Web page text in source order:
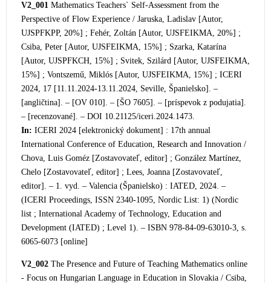
V2_001 Mathematics Teachers` Self-Assessment from the
Perspective of Flow Experience / Jaruska, Ladislav [Autor,
UJSPFKPP, 20%] ; Fehér, Zoltán [Autor, UJSFEIKMA, 20%] ;
Csiba, Peter [Autor, UJSFEIKMA, 15%] ; Szarka, Katarína
[Autor, UJSPFKCH, 15%] ; Svitek, Szilárd [Autor, UJSFEIKMA,
15%] ; Vontszemű, Miklós [Autor, UJSFEIKMA, 15%] ; ICERI
2024, 17 [11.11.2024-13.11.2024, Seville, Španielsko]. –
[angličtina]. – [OV 010]. – [ŠO 7605]. – [príspevok z podujatia].
– [recenzované]. – DOI 10.21125/iceri.2024.1473.
In: ICERI 2024 [elektronický dokument] : 17th annual
International Conference of Education, Research and Innovation /
Chova, Luis Goméz [Zostavovateľ, editor] ; González Martínez,
Chelo [Zostavovateľ, editor] ; Lees, Joanna [Zostavovateľ,
editor]. – 1. vyd. – Valencia (Španielsko) : IATED, 2024. –
(ICERI Proceedings, ISSN 2340-1095, Nordic List: 1) (Nordic
list ; International Academy of Technology, Education and
Development (IATED) ; Level 1). – ISBN 978-84-09-63010-3, s.
6065-6073 [online]
V2_002 The Presence and Future of Teaching Mathematics online
- Focus on Hungarian Language in Education in Slovakia / Csiba,